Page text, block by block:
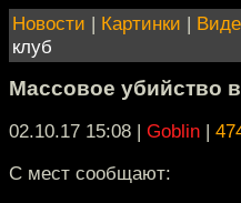
Новости | Картинки |
клуб
Массовое убийство
02.10.17 15:08 | Goblin |
С мест сообщают: